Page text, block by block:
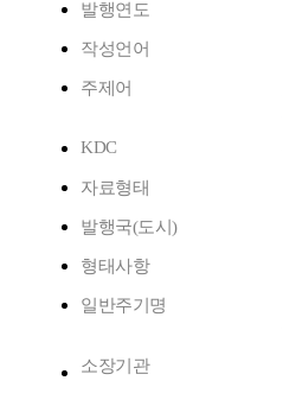
발행연도
작성언어
주제어
KDC
자료형태
발행국(도시)
형태사항
일반주기명
소장기관